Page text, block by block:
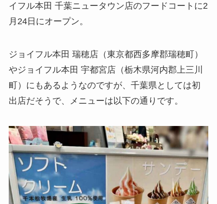
イフル本田 千葉ニュータウン店のフードコートに2
月24日にオープン。
ジョイフル本田 瑞穂店（東京都西多摩郡瑞穂町）
やジョイフル本田 宇都宮店（栃木県河内郡上三川
町）にもあるようなのですが、千葉県としては初
出店だそうで、メニューは以下の通りです。